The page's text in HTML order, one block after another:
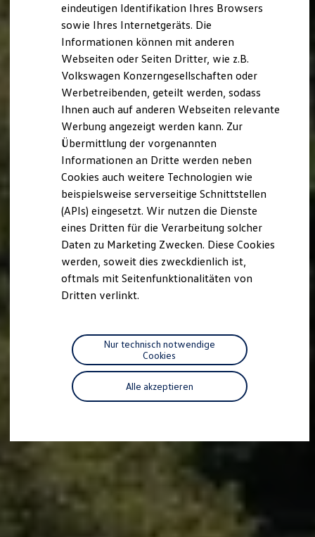
Lifestyle Shop
T-Roc Kollektion
Golf Kollektion
Volkswagen Kollektion
R-Kollektion
GTI Kollektion
Fußball Drop
we drive football
#wedriveproud
Besitzer und Service
myVolkswagen
Software Updates
Service und Ersatzteile
Inspektion und HU/AU
Reparaturen und Checks
Motorenöl und Flüssigkeiten
Räder und Reifen
Pannen- und Unfallhilfe
Economy Service
Volkswagen Teile
Zubehör
Modellspezifisches Zubehör
Individualisieren
Wallbox und Ladekabel
Digitale Extras
Dienste für Ihr Modell finden
Volkswagen Apps, Login und Shop
Handy und Fahrzeug verbinden
Vorgängermodelle
Kundeninformationen
Volkswagen Kundenbetreuung
Warn- und Kontrollleuchten
Assistenzsysteme
Digitale Betriebsanleitung
Live Beratung
eindeutigen Identifikation Ihres Browsers
sowie Ihres Internetgeräts. Die
Informationen können mit anderen
Webseiten oder Seiten Dritter, wie z.B.
Volkswagen Konzerngesellschaften oder
Werbetreibenden, geteilt werden, sodass
Ihnen auch auf anderen Webseiten relevante
Werbung angezeigt werden kann. Zur
Übermittlung der vorgenannten
Informationen an Dritte werden neben
Cookies auch weitere Technologien wie
beispielsweise serverseitige Schnittstellen
(APIs) eingesetzt. Wir nutzen die Dienste
eines Dritten für die Verarbeitung solcher
Daten zu Marketing Zwecken. Diese Cookies
werden, soweit dies zweckdienlich ist,
oftmals mit Seitenfunktionalitäten von
Dritten verlinkt.
Alle akzeptieren
Nur technisch notwendige
Cookies